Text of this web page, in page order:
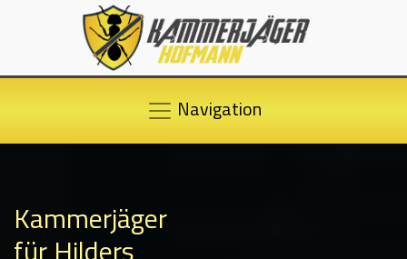
Navigation
Kammerjäger